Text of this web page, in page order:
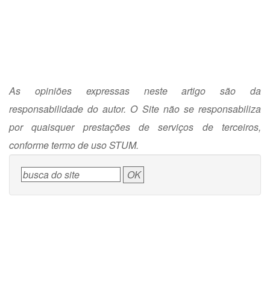
As opiniões expressas neste artigo são da
responsabilidade do autor. O Site não se responsabiliza
por quaisquer prestações de serviços de terceiros,
conforme termo de uso STUM.